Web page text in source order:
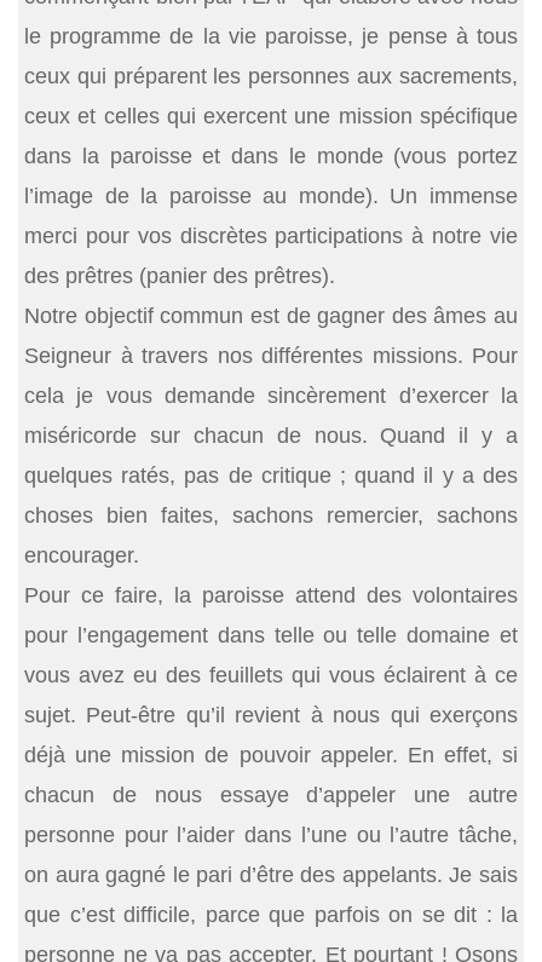
le programme de la vie paroisse, je pense à tous
ceux qui préparent les personnes aux sacrements,
ceux et celles qui exercent une mission spécifique
dans la paroisse et dans le monde (vous portez
l’image de la paroisse au monde). Un immense
merci pour vos discrètes participations à notre vie
des prêtres (panier des prêtres).
Notre objectif commun est de gagner des âmes au
Seigneur à travers nos différentes missions. Pour
cela je vous demande sincèrement d’exercer la
miséricorde sur chacun de nous. Quand il y a
quelques ratés, pas de critique ; quand il y a des
choses bien faites, sachons remercier, sachons
encourager.
Pour ce faire, la paroisse attend des volontaires
pour l’engagement dans telle ou telle domaine et
vous avez eu des feuillets qui vous éclairent à ce
sujet. Peut-être qu’il revient à nous qui exerçons
déjà une mission de pouvoir appeler. En effet, si
chacun de nous essaye d’appeler une autre
personne pour l’aider dans l’une ou l’autre tâche,
on aura gagné le pari d’être des appelants. Je sais
que c’est difficile, parce que parfois on se dit : la
personne ne va pas accepter. Et pourtant ! Osons